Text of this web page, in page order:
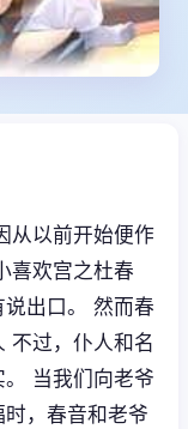
从以前开始便作
喜欢宫之杜春
出口。 然而春
不过，仆人和名
当我们向老爷
，春音和老爷